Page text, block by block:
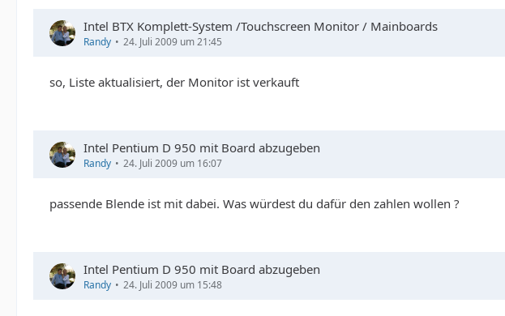
Intel BTX Komplett-System /Touchscreen Monitor / Mainboards
Randy 24. Juli 2009 um 21:45
so, Liste aktualisiert, der Monitor ist verkauft
Intel Pentium D 950 mit Board abzugeben
Randy 24. Juli 2009 um 16:07
passende Blende ist mit dabei. Was würdest du dafür den zahlen wollen ?
Intel Pentium D 950 mit Board abzugeben
Randy 24. Juli 2009 um 15:48